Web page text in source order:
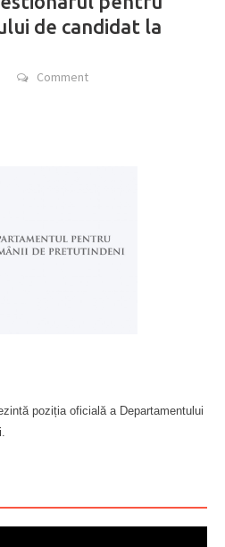
de candidat la
Comment
poziția oficială a Departamentului